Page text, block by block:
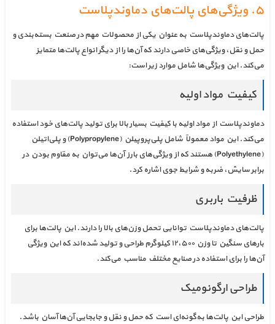
۵. ویژگی‌های پالت‌های دماوندپلاست
پالت‌های دماوندپلاست به عنوان یکی از محصولات مهم در صنعت بسته‌بندی و
حمل و نقل، ویژگی‌های خاصی دارند که آن‌ها را از دیگر انواع پالت‌ها متمایز
می‌کند. این ویژگی‌ها شامل موارد زیر است:
کیفیت مواد اولیه
دماوندپلاست از مواد اولیه با کیفیت بسیار بالا برای تولید پالت‌های خود استفاده
می‌کند. این مواد معمولاً شامل پلی‌پروپیلن (Polypropylene) و پلی‌اتیلن
(Polyethylene) هستند که از ویژگی‌های بارز آن‌ها می‌توان به مقاوم بودن در
برابر سایش، ضربه و شرایط جوی اشاره کرد.
ظرفیت باربری
پالت‌های دماوندپلاست توانایی تحمل وزن‌های بالا را دارند. این پالت‌ها برای
بارهای سنگین تا وزن ۱۲،۵۰۰ کیلوگرم طراحی و تولید شده‌اند که این ویژگی
آن‌ها را برای استفاده در صنایع مختلف مناسب می‌کند.
طراحی ارگونومیک
طراحی این پالت‌ها به‌گونه‌ای است که حمل و نقل و جابجایی آن‌ها آسان باشد.